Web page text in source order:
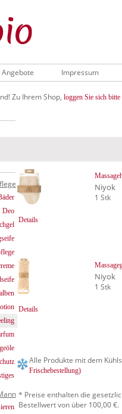
Angebote Impressum
Zu Ihrem Shop, loggen Sie sich bitte
Deo
Details
Niyok
1 Stk
Details
Niyok
1 Stk
Alle Produkte mit dem
Frischebestellung)
* Preise enthalten die
Bestellwert von über 100,00 €.